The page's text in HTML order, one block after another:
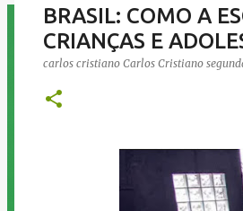
BRASIL: COMO A
CRIANÇAS E
carlos cristiano Carlos Cristiano